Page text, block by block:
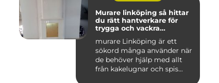
Murare linköping så hittar
du rätt hantverkare för
trygga och vackra
murare Linköping är ett
sökord många använder när
de behöver hjälp med allt
från kakelugnar och spis...